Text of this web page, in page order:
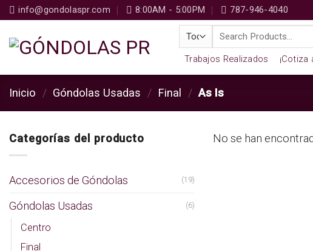
Skip
content
info@gondolaspr.com 8:00AM - 5:00PM 787-946-4040
Buscar
Trabajos Realizados ¡Cotiza
Inicio / Góndolas Usadas / Final / As Is
Categorías del producto
Accesorios de Góndolas (19)
Góndolas Usadas (6)
Centro
Final
No se han